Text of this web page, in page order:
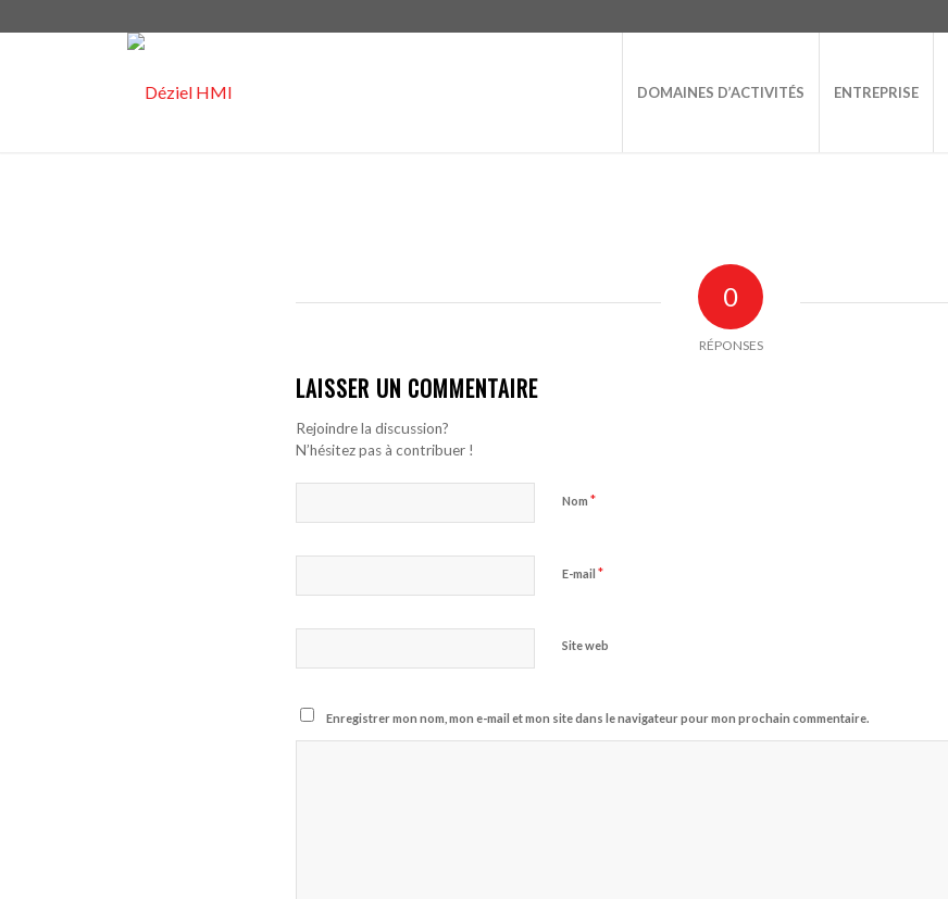
DOMAINES D’ACTIVITÉS ENTREPRISE
0
RÉPONSES
LAISSER UN COMMENTAIRE
Rejoindre la discussion?
N’hésitez pas à contribuer !
Nom *
E-mail *
Site web
Enregistrer mon nom, mon e-mail et mon site dans le navigateur pour mon prochain commentaire.